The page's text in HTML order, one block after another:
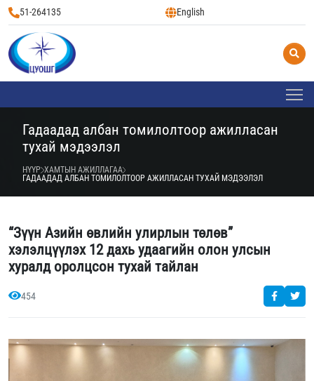
51-264135 English
Гадаадад албан томилолтоор ажилласан
тухай мэдээлэл
НҮҮР ХАМТЫН АЖИЛЛАГАА
ГАДААДАД АЛБАН ТОМИЛОЛТООР АЖИЛЛАСАН ТУХАЙ МЭДЭЭЛЭЛ
“Зүүн Азийн өвлийн улирлын төлөв”
хэлэлцүүлэх 12 дахь удаагийн олон улсын
хуралд оролцсон тухай тайлан
454